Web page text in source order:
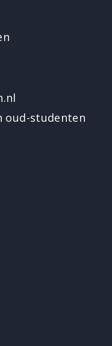
oud-studenten